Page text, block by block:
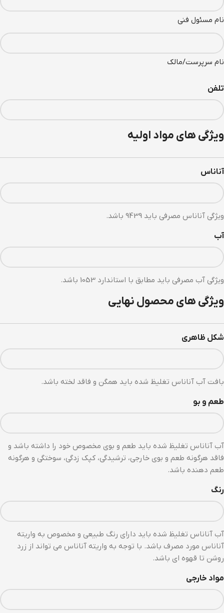
نام مسئول فنی
نام سرپرست/مالک
تلفن
ویژگی های مواد اولیه
آناناس
ویژگی آناناس مصرفی باید 9439 باشد.
آب
ویژگی آب مصرفی باید مطابق با استاندارد 1053 باشد.
ویژگی های محصول نهایی
شکل ظاهری
بافت آب آناناس تغلیظ شده باید همگن و فاقد لخته باشد.
طعم و بو
آب آناناس تغلیظ شده باید طعم و بوی مخصوص خود را داشته باشد و
فاقد هرگونه طعم و بوی خارجی، ترشیدگی، کپک زدگی، سوختگی و هرگونه
طعم دهنده باشد.
رنگ
آب آناناس تغلیظ شده باید دارای رنگ طبیعی و مخصوص به واریته
آناناس مورد مصرف باشد. با توجه به واریته آناناس می تواند از زرد
روشن تا قهوه ای باشد.
مواد خارجی